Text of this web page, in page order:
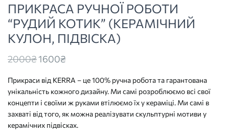
ПРИКРАСА РУЧНОЇ РОБОТИ
“РУДИЙ КОТИК” (КЕРАМІЧНИЙ
КУЛОН, ПІДВІСКА)
2000₴Original
was:
2000₴
1600₴
is:
1600₴
Прикраси від KERRA – це 100% ручна робота та гарантована
унікальність кожного дизайну. Ми самі розроблюємо всі свої
концепти і своїми ж руками втілюємо їх у кераміці. Ми самі в
захваті від того, як можна реалізувати скульптурні мотиви у
керамічних підвісках.